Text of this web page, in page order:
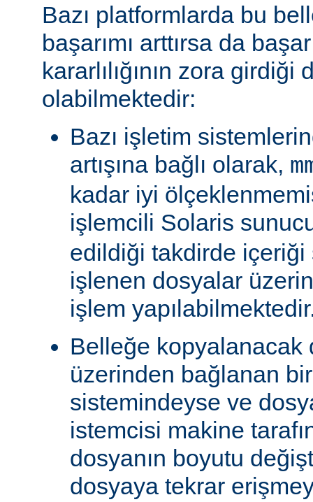
Bazı platformlarda bu
başarımı arttırsa da
kararlılığının zora girdiği
olabilmektedir:
Bazı işletim
artışına bağlı olarak,
kadar iyi
işlemcili Solaris
edildiği takdirde içeriği
işlenen dosyalar
işlem
Belleğe kopyalanacak
üzerinden bağlanan
sistemindeyse ve
istemcisi makine
dosyanın boyutu
dosyaya tekrar